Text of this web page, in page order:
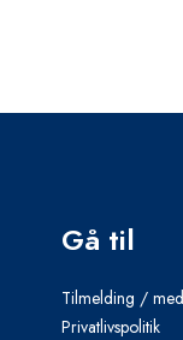
Gå til
Tilmelding /
Privatlivspolitik